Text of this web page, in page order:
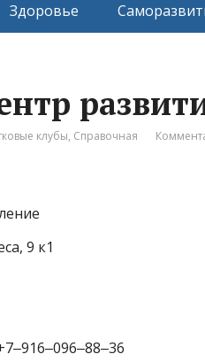
Здоровье
клубы, Справочная
9 к1